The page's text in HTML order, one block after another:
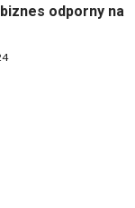
odporny na